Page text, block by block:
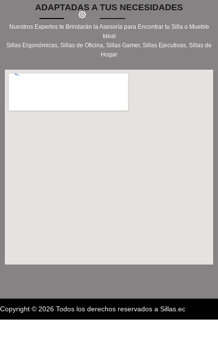
ADAPTADAS A TUS NECESIDADES
Nuestros Expertos te Brindarán la Asesoría para Encontrar tu Silla o Mueble
Ideal
Sillas Ergonómicas, Sillas de Oficina, Sillas Gamer, Sillas Ejecutivas, Sillas de
Hogar
Copyright © 2026 Todos los derechos reservados a Sillas.ec